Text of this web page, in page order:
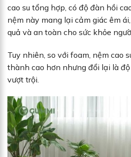
cao su tổng hợp, có độ đàn hồi
nệm này mang lại cảm giác êm
quả và an toàn cho sức khỏe
Tuy nhiên, so với foam, nệm cao
thành cao hơn nhưng đổi lại là
vượt trội.